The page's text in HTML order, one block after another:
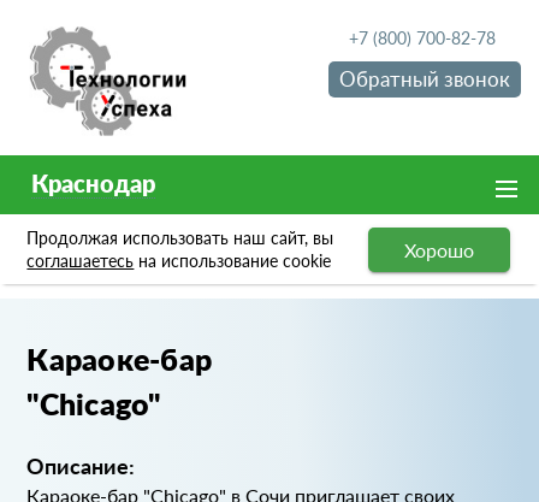
+7 (800) 700-82-78
Обратный звонок
Краснодар
Продолжая использовать наш сайт, вы
соглашаетесь на использование cookie Хорошо
Портфолио Караоке-бар "Chicago"
Караоке-бар
"Chicago"
Описание:
Караоке-бар "Chicago" в Сочи приглашает своих